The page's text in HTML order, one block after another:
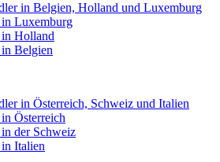
in Belgien, Holland und Luxemburg
Luxemburg
Holland
Belgien
in Österreich, Schweiz und Italien
Österreich
der Schweiz
Italien